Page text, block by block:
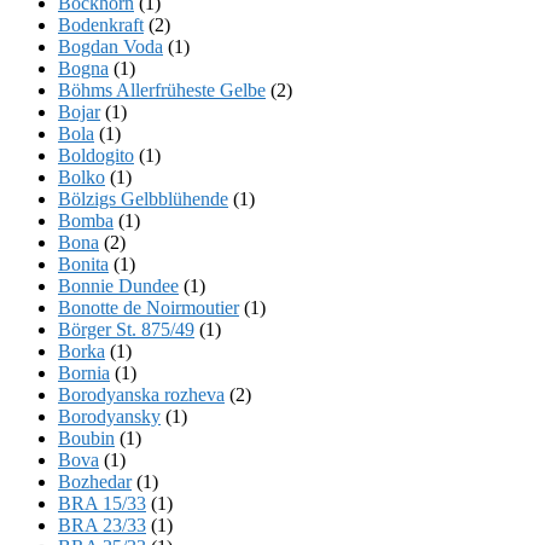
Bodenkraft (2)
Bogdan Voda (1)
Bogna (1)
Böhms Allerfrüheste Gelbe (2)
Bojar(1)
Bola (1)
Boldogito (1)
Bolko (1)
Bölzigs Gelbblühende (1)
Bomba (1)
Bona (2)
Bonita (1)
Bonnie Dundee (1)
Bonotte de Noirmoutier(1)
Börger St. 875/49 (1)
Borka (1)
Bornia (1)
Borodyanska rozheva (2)
Borodyansky (1)
Boubin (1)
Bova (1)
Bozhedar(1)
BRA 15/33 (1)
BRA 23/33 (1)